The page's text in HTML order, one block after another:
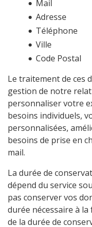
Mail
Adresse
Téléphone
Ville
Code Postal
Le traitement de ces
gestion de notre
personnaliser votre
besoins individuels,
personnalisées,
besoins de prise en
mail.
La durée de
dépend du service
pas conserver vos
durée nécessaire à
de la durée de